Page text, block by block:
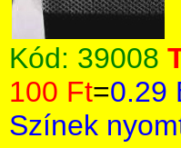
Kód: 39008
100 Ft=0.29
Színek